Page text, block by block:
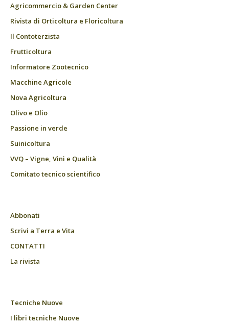
Agricommercio & Garden Center
Rivista di Orticoltura e Floricoltura
Il Contoterzista
Frutticoltura
Informatore Zootecnico
Macchine Agricole
Nova Agricoltura
Olivo e Olio
Passione in verde
Suinicoltura
VVQ – Vigne, Vini e Qualità
Comitato tecnico scientifico
Abbonati
Scrivi a Terra e Vita
CONTATTI
La rivista
Tecniche Nuove
I libri tecniche Nuove